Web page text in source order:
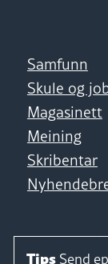
Samfunn
Skule og
Magasinett
Meining
Skribentar
Tips Send